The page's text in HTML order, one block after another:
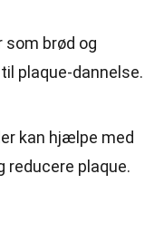
brød og
plaque-dannelse.
kan hjælpe med
plaque.